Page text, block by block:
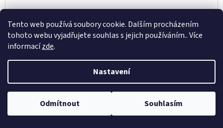
Tento web používá soubory cookie. Dalším procházením
tohoto webu vyjadřujete souhlas s jejich používáním.. Více
informacízde.
Nastavení
Odmítnout Souhlasím
HOUBIČKA NA NÁDOBÍ MIDI 8X5X2,5CM MIX BAREV